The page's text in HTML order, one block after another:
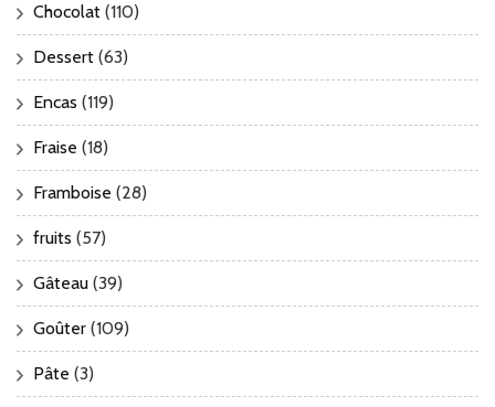
Chocolat (110)
Dessert (63)
Encas (119)
Fraise (18)
Framboise (28)
fruits (57)
Gâteau (39)
Goûter (109)
Pâte (3)